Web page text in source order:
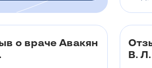
мои
о враче Авакян
В. Л.